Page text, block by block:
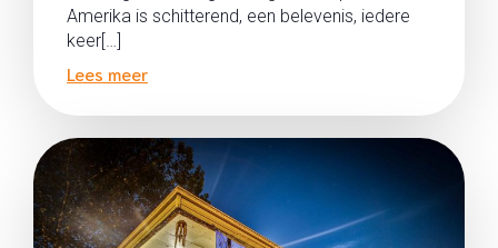
Amerika is schitterend, een belevenis, iedere
keer[…]
Lees meer